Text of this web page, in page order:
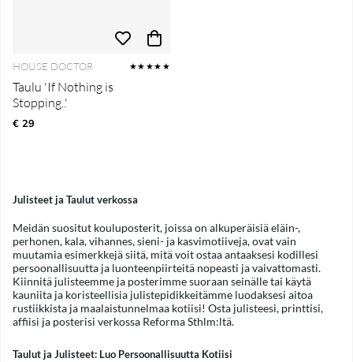
HOUSE DOCTOR ★★★★★
Taulu 'If Nothing is
Stopping..'
€ 29
Julisteet ja Taulut verkossa
Meidän suositut kouluposterit, joissa on alkuperäisiä eläin-,
perhonen, kala, vihannes, sieni- ja kasvimotiiveja, ovat vain
muutamia esimerkkejä siitä, mitä voit ostaa antaaksesi kodillesi
persoonallisuutta ja luonteenpiirteitä nopeasti ja vaivattomasti.
Kiinnitä julisteemme ja posterimme suoraan seinälle tai käytä
kauniita ja koristeellisia julistepidikkeitämme luodaksesi aitoa
rustiikkista ja maalaistunnelmaa kotiisi! Osta julisteesi, printtisi,
affiisi ja posterisi verkossa Reforma Sthlm:ltä.
Taulut ja Julisteet: Luo Persoonallisuutta Kotiisi